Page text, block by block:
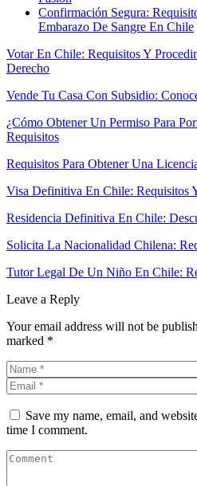
Confirmación Segura:
Embarazo De Sangre En Chile
Votar En Chile: Requisitos Y
Derecho
Vende Tu Casa Con Subsidio:
¿Cómo Obtener Un Permiso Para
Requisitos
Requisitos Para Obtener Una
Visa Definitiva En Chile: Requisitos
Residencia Definitiva En Chile:
Solicita La Nacionalidad Chilena:
Tutor Legal De Un Niño En Chile:
Leave a Reply
Your email address will not be
marked *
Save my name, email, and
time I comment.